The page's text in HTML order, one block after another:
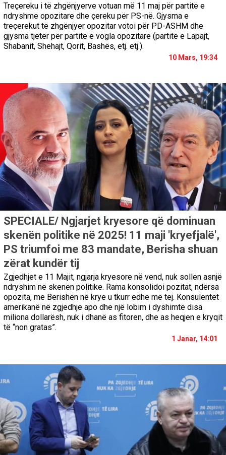
Treçereku i të zhgënjyerve votuan më 11 maj për partitë e
ndryshme opozitare dhe çereku për PS-në. Gjysma e
treçerekut të zhgënjyer opozitar votoi për PD-ASHM dhe
gjysma tjetër për partitë e vogla opozitare (partitë e Lapajt,
Shabanit, Shehajt, Qorit, Bashës, etj. etj.).
10 Mars, 19:34
SPECIALE/ Ngjarjet kryesore që dominuan
skenën politike në 2025! 11 maji 'kryefjalë',
PS triumfoi me 83 mandate, Berisha shuan
zërat kundër tij
Zgjedhjet e 11 Majit, ngjarja kryesore në vend, nuk sollën asnjë
ndryshim në skenën politike. Rama konsolidoi pozitat, ndërsa
opozita, me Berishën në krye u tkurr edhe më tej. Konsulentët
amerikanë në zgjedhje apo dhe një lobim i dyshimtë disa
miliona dollarësh, nuk i dhanë as fitoren, dhe as heqjen e kryqit
të “non gratas”.
1 Janar, 14:01